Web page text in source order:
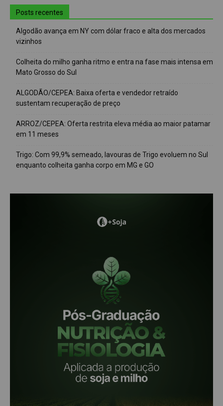
Posts recentes
Algodão avança em NY com dólar fraco e alta dos mercados
vizinhos
Colheita do milho ganha ritmo e entra na fase mais intensa em
Mato Grosso do Sul
ALGODÃO/CEPEA: Baixa oferta e vendedor retraído
sustentam recuperação de preço
ARROZ/CEPEA: Oferta restrita eleva média ao maior patamar
em 11 meses
Trigo: Com 99,9% semeado, lavouras de Trigo evoluem no Sul
enquanto colheita ganha corpo em MG e GO